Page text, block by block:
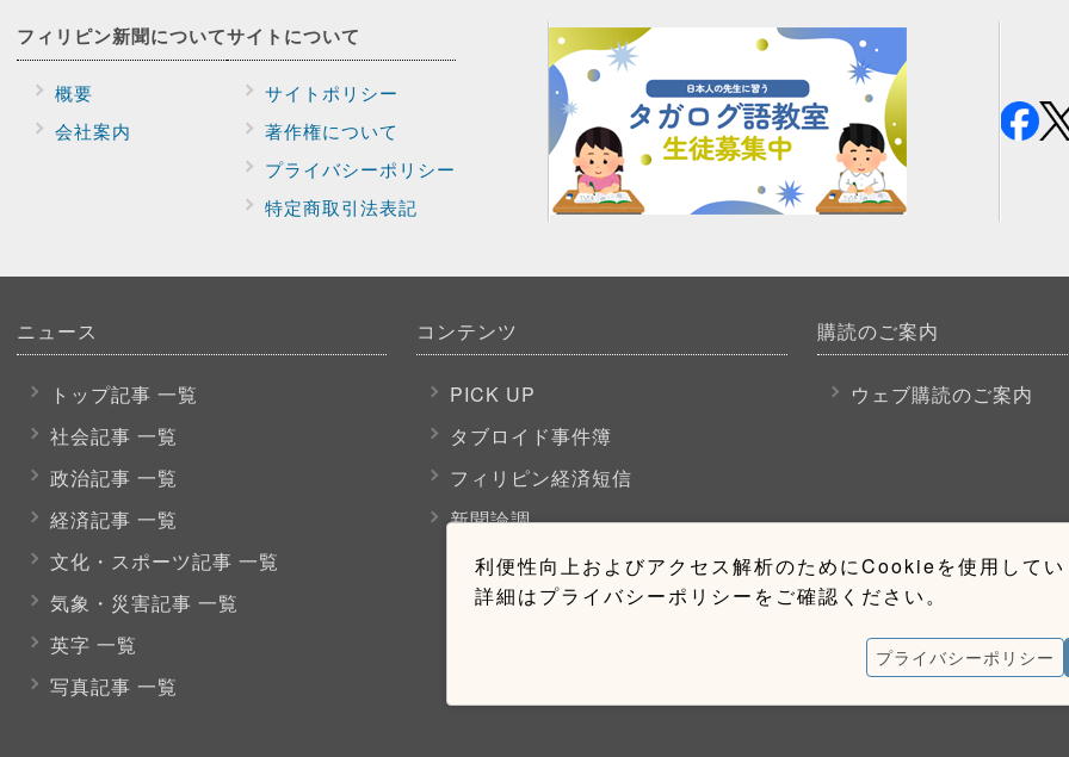
利便性向上およびアクセス解析のためにCookieを使用して
詳細はプライバシーポリシーをご確認ください。
プライバシーポリシー
フィリピン新聞について
概要
会社案内
サイトについて
サイトポリシー
著作権について
プライバシーポリシー
特定商取引法表記
ニュース
トップ記事 一覧
社会記事 一覧
政治記事 一覧
経済記事 一覧
文化・スポーツ記事 一覧
気象・災害記事 一覧
英字 一覧
写真記事 一覧
コンテンツ
PICK UP
タブロイド事件簿
フィリピン経済短信
新聞論調
購読のご案内
ウェブ購読のご案内